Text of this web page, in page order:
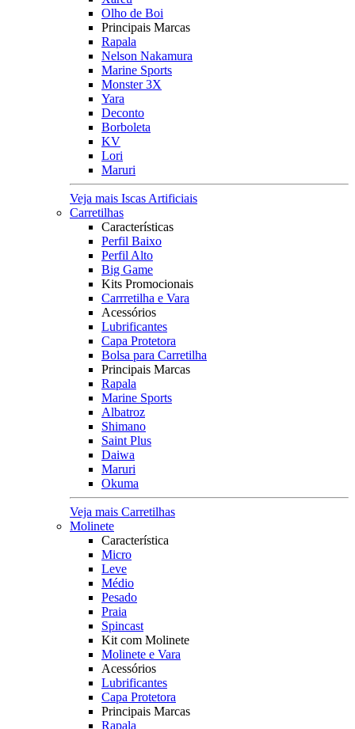
Olho de Boi
Principais Marcas
Rapala
Nelson Nakamura
Marine Sports
Monster 3X
Yara
Deconto
Borboleta
KV
Lori
Maruri
Veja mais Iscas Artificiais
Carretilhas
Características
Perfil Baixo
Perfil Alto
Big Game
Kits Promocionais
Carrretilha e Vara
Acessórios
Lubrificantes
Capa Protetora
Bolsa para Carretilha
Principais Marcas
Rapala
Marine Sports
Albatroz
Shimano
Saint Plus
Daiwa
Maruri
Okuma
Veja mais Carretilhas
Molinete
Característica
Micro
Leve
Médio
Pesado
Praia
Spincast
Kit com Molinete
Molinete e Vara
Acessórios
Lubrificantes
Capa Protetora
Principais Marcas
Rapala